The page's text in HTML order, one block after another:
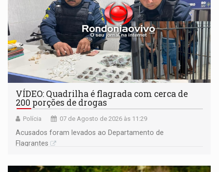
VÍDEO: Quadrilha é flagrada com cerca de
200 porções de drogas
Polícia 07 de Agosto de 2026 às 11:29
Acusados foram levados ao Departamento de
Flagrantes